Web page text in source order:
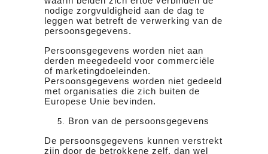
nodige zorgvuldigheid aan de dag te
leggen wat betreft de verwerking van de
persoonsgegevens.
Persoonsgegevens worden niet aan
derden meegedeeld voor commerciële
of marketingdoeleinden.
Persoonsgegevens worden niet gedeeld
met organisaties die zich buiten de
Europese Unie bevinden.
Bron van de persoonsgegevens
De persoonsgegevens kunnen verstrekt
zijn door de betrokkene zelf, dan wel